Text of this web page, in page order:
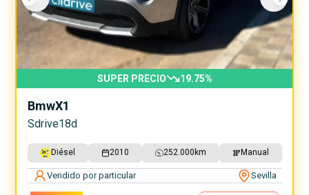
SUPER PRECIO 19.75%
BmwX1
Sdrive18d
Diésel 2010 252.000 km Manual
Vendido por particular Sevilla